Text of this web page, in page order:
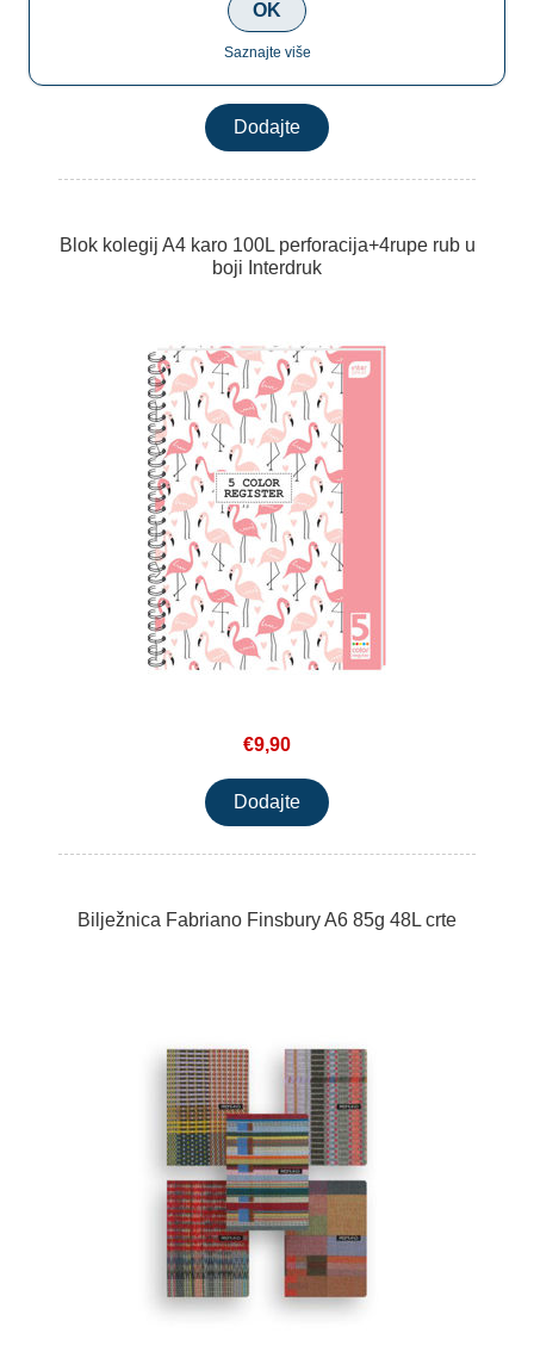
Blok kolegij A4 karo 100L perforacija+4rupe rub u
boji Interdruk
€9,90
Bilježnica Fabriano Finsbury A6 85g 48L crte
OK
Saznajte više